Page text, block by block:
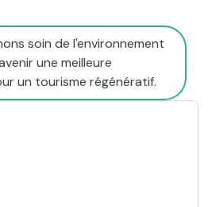
soin de l'environnement
une meilleure
un tourisme régénératif.